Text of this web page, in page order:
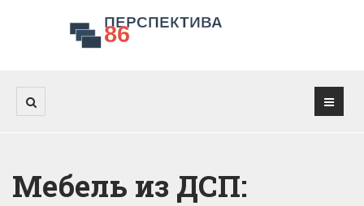
Мебель из ДСП: